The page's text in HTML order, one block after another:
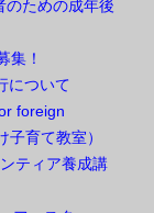
ための成年後
集！
について
foreign
育て教室）
ティア養成講